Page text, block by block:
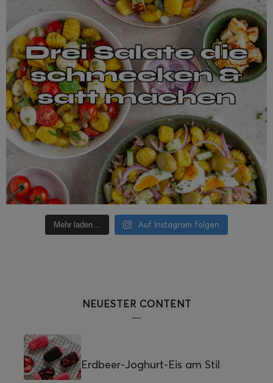
Mehr laden… Auf Instagram folgen
NEUESTER CONTENT
Erdbeer-Joghurt-Eis am Stil